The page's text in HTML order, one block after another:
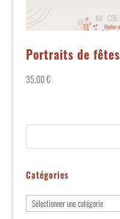
Portraits de fêtes
35,00€
Catégories
Catégories